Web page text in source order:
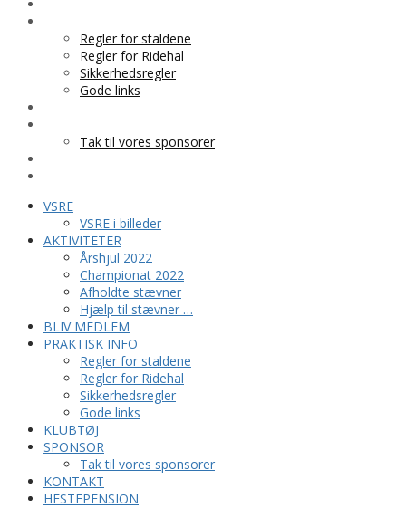
Regler for staldene
Regler for Ridehal
Sikkerhedsregler
Gode links
Tak til vores sponsorer
VSRE
VSRE i billeder
AKTIVITETER
Årshjul 2022
Championat 2022
Afholdte stævner
Hjælp til stævner …
BLIV MEDLEM
PRAKTISK INFO
Regler for staldene
Regler for Ridehal
Sikkerhedsregler
Gode links
KLUBTØJ
SPONSOR
Tak til vores sponsorer
KONTAKT
HESTEPENSION